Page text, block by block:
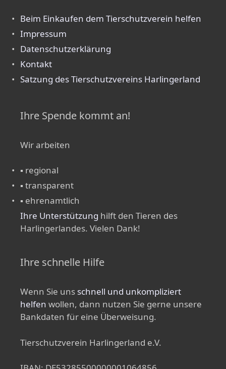
Beim Einkaufen dem Tierschutzverein helfen
Impressum
Datenschutzerklärung
Kontakt
Satzung des Tierschutzvereins Harlingerland
Ihre Spende kommt an!
Wir arbeiten
▪ regional
▪ transparent
▪ ehrenamtlich
Ihre Unterstützung hilft den Tieren des
Harlingerlandes. Vielen Dank!
Ihre schnelle Hilfe
Wenn Sie uns schnell und unkompliziert
helfen wollen, dann nutzen Sie gerne unsere
Bankdaten für eine Überweisung.
Tierschutzverein Harlingerland e.V.